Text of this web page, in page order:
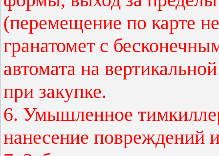
(перемещение по карте
гранатомет с
автомата на
при закупке.
6. Умышленное
нанесение повреждений